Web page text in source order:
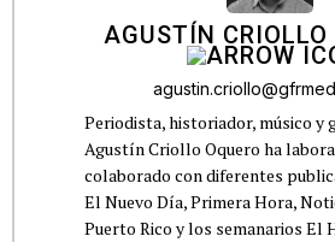
AGUSTÍN CRIOLLO
Periodista, historiador, músico y
Agustín Criollo Oquero ha
colaborado con diferentes
El Nuevo Día, Primera Hora,
Puerto Rico y los semanarios El